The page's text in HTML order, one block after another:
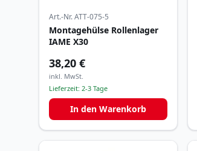
Art.-Nr.ATT-075-5
Montagehülse Rollenlager
IAME X30
38,20 €
inkl. MwSt.
Lieferzeit: 2-3 Tage
In den Warenkorb